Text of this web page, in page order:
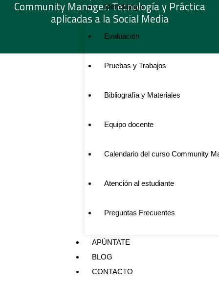
Metodología
Evaluación
Pruebas y Trabajos
Bibliografía y Materiales
Equipo docente
Calendario del curso Community
Atención al estudiante
Preguntas Frecuentes
APÚNTATE
BLOG
CONTACTO
Community Manager: Tecnología y Práctica
aplicadas a la Social Media